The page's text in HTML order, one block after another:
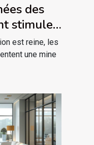
des
stimuler
est reine, les
une mine